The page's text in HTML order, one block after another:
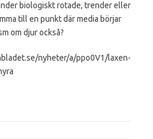
biologiskt rotade, trender eller
till en punkt där media börjar
om djur också?
nyheter/a/ppo0V1/laxen-